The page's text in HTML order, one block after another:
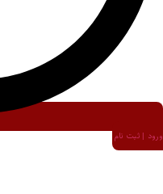
ورود | ثبت نام